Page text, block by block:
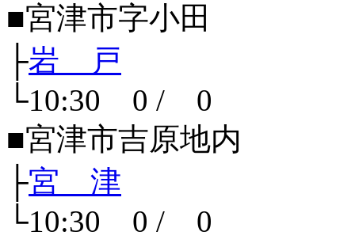
■宮津市字小田
├岩 戸
└10:30 0 / 0
■宮津市吉原地内
├宮 津
└10:30 0 / 0